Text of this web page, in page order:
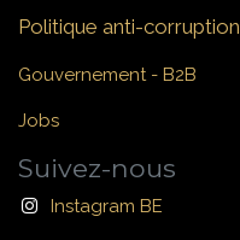
Politique anti-corruption
Gouvernement - B2B
Jobs
Suivez-nous
Instagram BE